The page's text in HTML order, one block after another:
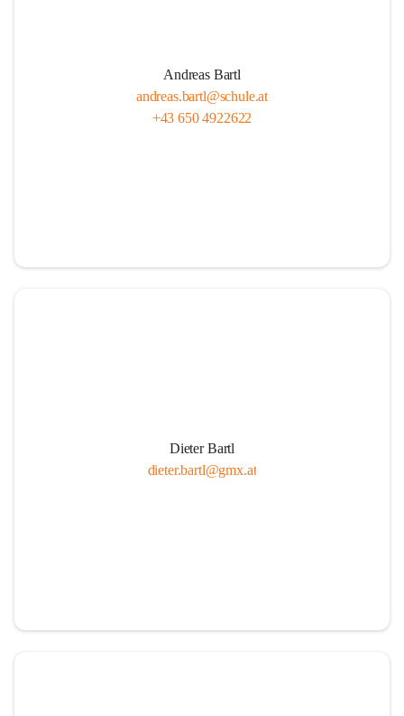
Andreas Bartl
andreas.bartl@schule.at
+43 650 4922622
Dieter Bartl
dieter.bartl@gmx.at